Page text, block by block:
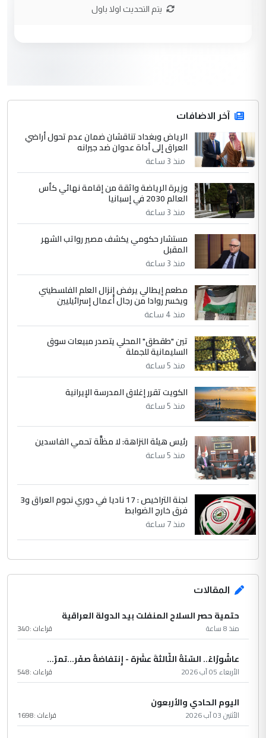
جنسية الرافد الثالث للعراق ومن اصول عريقة
ابا فرات ...
الموضوع :
الجواهري يرد على صدام حسين سل
مضجعيك يابن الزنا (نص كامل)
سردار
التعليق : واحد من عصابة علي ماما يسقط
جنسية الرافد الثالث للعراق ومن اصول عريقة
ابا فرات ...
الموضوع :
الجواهري يرد على صدام حسين سل
مضجعيك يابن الزنا (نص كامل)
5 حيدر عاشور
التعليق : تحياتي لك استاذ حامدتركان. كلام
دقيق ومسؤول؛ فالاستثمار الحقيقي للإنسان
وثروات البلد يعتمد على الكفاءة ...
الموضوع :
بين الإهمال واغتصاب الأرض.. بلاد
الرافدين تعاني الجفاف والتصحر!!
يتم التحديث اولا باول
آخر الاضافات
الرياض وبغداد تناقشان ضمان عدم تحول أراضي
العراق إلى أداة عدوان ضد جيرانه
منذ 3 ساعة
وزيرة الرياضة واثقة من إقامة نهائي كأس
العالم 2030 في إسبانيا
منذ 3 ساعة
مستشار حكومي يكشف مصير رواتب الشهر
المقبل
منذ 3 ساعة
مطعم إيطالي يرفض إنزال العلم الفلسطيني
ويخسر روادا من رجال أعمال إسرائيليين
منذ 4 ساعة
تين "طقطق" المحلي يتصدر مبيعات سوق
السليمانية للجملة
منذ 5 ساعة
الكويت تقرر إغلاق المدرسة الإيرانية
منذ 5 ساعة
رئيس هيئة النزاهة: لا مظلَّة تحمي الفاسدين
منذ 5 ساعة
لجنة التراخيص : 17 ناديا في دوري نجوم العراق و3
فرق خارج الضوابط
منذ 7 ساعة
المقالات
حتمية حصر السلاح المنفلت بيد الدولة العراقية
منذ 8 ساعة قراءات :340
عاشُورْاءُ.. السّنَةُ الثّالثةَ عشَرَة - إِنتفاضةُ صفَر…تمرّ...
الأربعاء 05 آب 2026 قراءات :548
اليوم الحادي والأربعون
الأثنين 03 آب 2026 قراءات :1698